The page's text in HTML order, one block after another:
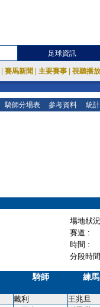
足球資訊
賽馬新聞 主要賽事 視聽播
騎師分場表 參考資料 統
場地狀
賽道 :
時間 :
分段時
騎師 練
戴利 王兆旦